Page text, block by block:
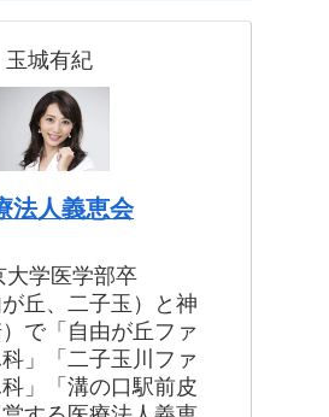
玉城有紀
法人義恵会
大学医学部卒
丘、二子玉）と神
で「自由が丘ファ
」「二子玉川ファ
」「溝の口駅前皮